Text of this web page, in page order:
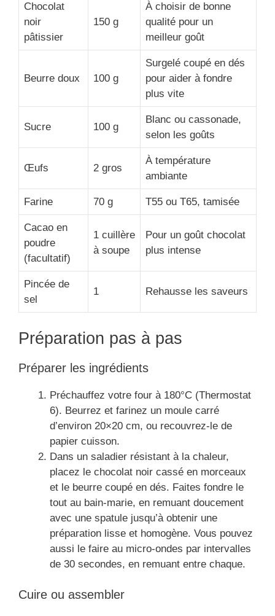
Chocolat
noir
pâtissier
150 g
À choisir de bonne
qualité pour un
meilleur goût
Beurre doux 100 g
Surgelé coupé en dés
pour aider à fondre
plus vite
Sucre 100 g
Blanc ou cassonade,
selon les goûts
Œufs 2 gros
À température
ambiante
Farine 70 g T55 ou T65, tamisée
Cacao en
poudre
(facultatif)
1 cuillère
à soupe
Pour un goût chocolat
plus intense
Pincée de
sel
1 Rehausse les saveurs
Préparation pas à pas
Préparer les ingrédients
Préchauffez votre four à 180°C (Thermostat
6). Beurrez et farinez un moule carré
d’environ 20×20 cm, ou recouvrez-le de
papier cuisson.
Dans un saladier résistant à la chaleur,
placez le chocolat noir cassé en morceaux
et le beurre coupé en dés. Faites fondre le
tout au bain-marie, en remuant doucement
avec une spatule jusqu’à obtenir une
préparation lisse et homogène. Vous pouvez
aussi le faire au micro-ondes par intervalles
de 30 secondes, en remuant entre chaque.
Cuire ou assembler